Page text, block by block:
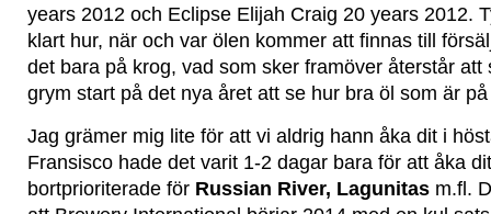
years 2012 och Eclipse Elijah Craig 20 years 2012.
klart hur, när och var ölen kommer att finnas till
det bara på krog, vad som sker framöver återstår att
grym start på det nya året att se hur bra öl som är
Jag grämer mig lite för att vi aldrig hann åka dit i
Fransisco hade det varit 1-2 dagar bara för att åka
bortprioriterade för Russian River, Lagunitas m.fl.